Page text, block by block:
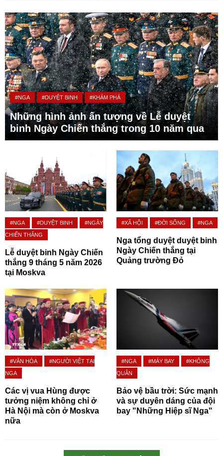
#NGA #DUYỆT BINH #KHÁM PHÁ
Những hình ảnh ấn tượng về Lễ duyệt
binh Ngày Chiến thắng trong 10 năm qua
#NGA #DUYỆT BINH
#NGÀY
CHIẾN THẮNG
Lễ duyệt binh Ngày Chiến
thắng 9 tháng 5 năm 2026
tại Moskva
#XÃ HỘI #ĐỜI SỐNG #NGA
Nga tổng duyệt duyệt binh
Ngày Chiến thắng tại
Quảng trường Đỏ
#VĂN HÓA
#NGƯỜI VIỆT TẠI
NGA
Các vị vua Hùng được
tưởng niệm không chỉ ở
Hà Nội mà còn ở Moskva
nữa
#NGA #MÁY BAY
#KHÔNG
QUÂN
Bảo vệ bầu trời: Sức mạnh
và sự duyên dáng của đội
bay "Những Hiệp sĩ Nga"